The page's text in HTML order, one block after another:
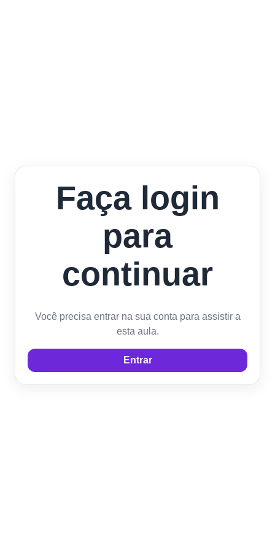
Faça login
para
continuar
Você precisa entrar na sua conta para assistir a
esta aula.
Entrar